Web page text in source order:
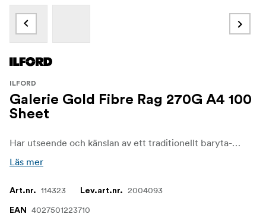
ILFORD
Galerie Gold Fibre Rag 270G A4 100
Sheet
Har utseende och känslan av ett traditionellt baryta-papper, med en unik mjuk struktur och halvblank yta.
Läs mer
Art.nr. 114323 Lev.art.nr. 2004093
EAN 4027501223710